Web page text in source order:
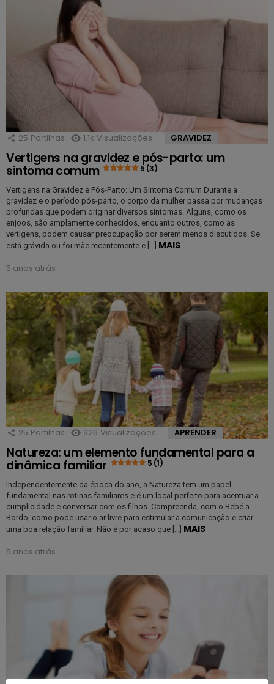
25 Partilhas 1.1k Visualizações GRAVIDEZ
Vertigens na gravidez e pós-parto: um
sintoma comum 5 (3)
Vertigens na Gravidez e Pós-Parto: Um Sintoma Comum Durante a
gravidez e o período pós-parto, o corpo da mulher passa por mudanças
profundas que podem originar diversos sintomas. Alguns, como os
enjoos, são amplamente conhecidos, enquanto outros, como as
vertigens, podem causar preocupação por serem menos discutidos. Se
está grávida ou foi mãe recentemente e […] MAIS
5 anos atrás
25 Partilhas 926 Visualizações APRENDER
Natureza: um elemento fundamental para a
dinâmica familiar 5 (1)
Independentemente da época do ano, a Natureza tem um papel
fundamental nas rotinas familiares e é um local perfeito para acentuar a
cumplicidade e conversar com os filhos. Compreenda, com o Bebé a
Bordo, como pode usar o ar livre para estimular a comunicação e criar
uma boa relação familiar. Não é por acaso que […] MAIS
5 anos atrás